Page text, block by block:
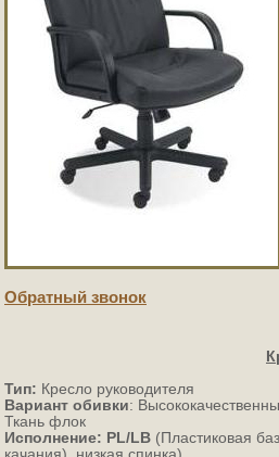
Обратный звонок
Тип: Кресло руководителя
Вариант обивки:
Ткань флок
Исполнение: PL/LB (Пластиковая